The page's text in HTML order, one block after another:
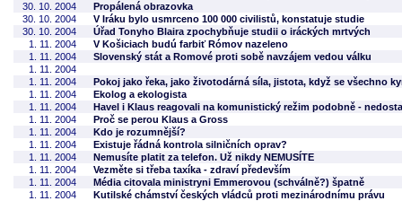
30. 10. 2004
Propálená obrazovka
30. 10. 2004
V Iráku bylo usmrceno 100 000 civilistů, konstatuje studie
30. 10. 2004
Úřad Tonyho Blaira zpochybňuje studii o iráckých mrtvých
1. 11. 2004
V Košiciach budú farbiť Rómov nazeleno
1. 11. 2004
Slovenský stát a Romové proti sobě navzájem vedou válku
1. 11. 2004
1. 11. 2004
Pokoj jako řeka, jako životodárná síla, jistota, když se všechno
1. 11. 2004
Ekolog a ekologista
1. 11. 2004
Havel i Klaus reagovali na komunistický režim podobně -
1. 11. 2004
Proč se perou Klaus a Gross
1. 11. 2004
Kdo je rozumnější?
1. 11. 2004
Existuje řádná kontrola silničních oprav?
1. 11. 2004
Nemusíte platit za telefon. Už nikdy NEMUSÍTE
1. 11. 2004
Vezměte si třeba taxíka - zdraví především
1. 11. 2004
Média citovala ministryni Emmerovou (schválně?) špatně
1. 11. 2004
Kutilské chámství českých vládců proti mezinárodnímu právu